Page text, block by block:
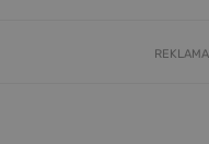
REKLAMA